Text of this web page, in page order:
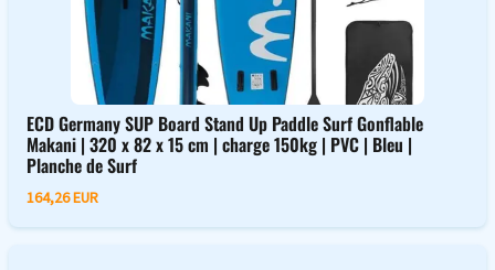
ECD Germany SUP Board Stand Up Paddle Surf Gonflable
Makani | 320 x 82 x 15 cm | charge 150kg | PVC | Bleu |
Planche de Surf
164,26 EUR